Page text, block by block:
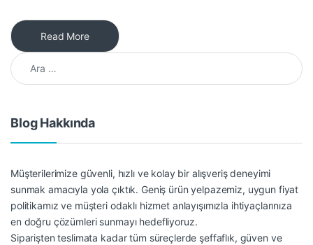
Read More
Arama:
Blog Hakkında
Müşterilerimize güvenli, hızlı ve kolay bir alışveriş deneyimi
sunmak amacıyla yola çıktık. Geniş ürün yelpazemiz, uygun fiyat
politikamız ve müşteri odaklı hizmet anlayışımızla ihtiyaçlarınıza
en doğru çözümleri sunmayı hedefliyoruz.
Siparişten teslimata kadar tüm süreçlerde şeffaflık, güven ve